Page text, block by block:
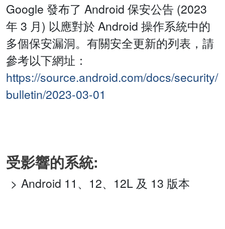
Google 發布了 Android 保安公告 (2023
年 3 月) 以應對於 Android 操作系統中的
多個保安漏洞。有關安全更新的列表，請
參考以下網址：
https://source.android.com/docs/security/
bulletin/2023-03-01
受影響的系統:
Android 11、12、12L 及 13 版本